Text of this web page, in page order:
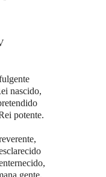
nascido,
potente.